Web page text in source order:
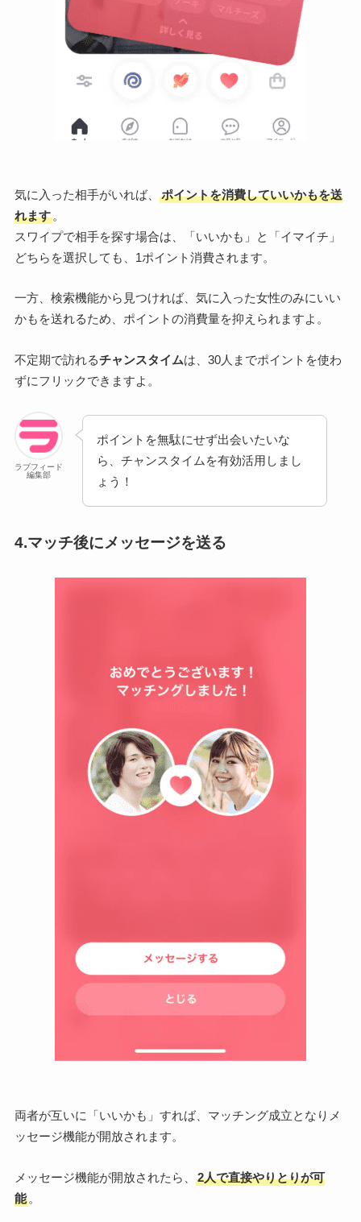
気に入った相手がいれば、
ポイントを消費していいかもを送
れます。
スワイプで相手を探す場合は、「いいかも」と「イマイチ」
どちらを選択しても、1ポイント消費されます。
一方、検索機能から見つければ、気に入った女性のみにいい
かもを送れるため、ポイントの消費量を抑えられますよ。
不定期で訪れるチャンスタイムは、30人までポイントを使わ
ずにフリックできますよ。
ラブフィード
編集部
ポイントを無駄にせず出会いたいな
ら、チャンスタイムを有効活用しまし
ょう！
4.マッチ後にメッセージを送る
両者が互いに「いいかも」すれば、マッチング成立となりメ
ッセージ機能が開放されます。
メッセージ機能が開放されたら、
2人で直接やりとりが可
能。